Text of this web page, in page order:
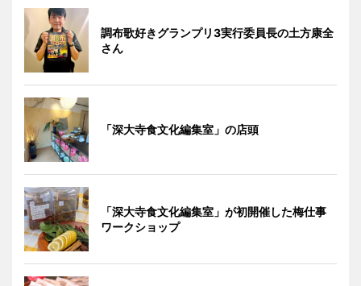
調布歌好きグランプリ3実行委員長の土方康全
さん
「深大寺食文化編集室」の店頭
「深大寺食文化編集室」が初開催した梅仕事
ワークショップ